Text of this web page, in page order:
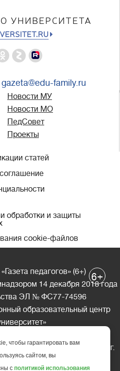
УНИВЕРСИТЕТА
gazeta@edu-family.ru
Новости МУ
Новости МО
ПедСовет
Проекты
статей
обработки и защиты
cookie-файлов
педагогов» (6+)
14 декабря 2018 года
ЭЛ № ФС77-74596
образовательный центр
Республика Карелия, г.
Энгельса д.10, офис 211
6+
чтобы гарантировать вам
сайтом, вы
с политикой использования